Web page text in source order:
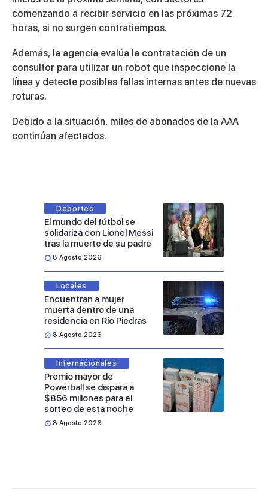
comenzando a recibir servicio en las próximas 72
horas, si no surgen contratiempos.
Además, la agencia evalúa la contratación de un
consultor para utilizar un robot que inspeccione la
línea y detecte posibles fallas internas antes de nuevas
roturas.
Debido a la situación, miles de abonados de la AAA
continúan afectados.
Deportes
El mundo del fútbol se
solidariza con Lionel Messi
tras la muerte de su padre
8 Agosto 2026
Locales
Encuentran a mujer
muerta dentro de una
residencia en Río Piedras
8 Agosto 2026
Internacionales
Premio mayor de
Powerball se dispara a
$856 millones para el
sorteo de esta noche
8 Agosto 2026